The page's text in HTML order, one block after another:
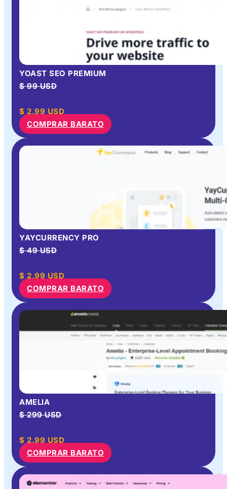
YOAST SEO PREMIUM
$ 99 USD
$ 2.99 USD
COMPRAR BARATO
YAYCURRENCY PRO
$ 49 USD
$ 2.99 USD
COMPRAR BARATO
AMELIA
$ 299 USD
$ 2.99 USD
COMPRAR BARATO